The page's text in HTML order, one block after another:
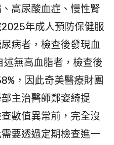
高尿酸血症、慢性腎
年成人預防保健服
病者，檢查後發現血
述無高血脂者，檢查後
，因此奇美醫療財團
主治醫師鄭姿綺提
數值異常前，完全沒
要透過定期檢查進一